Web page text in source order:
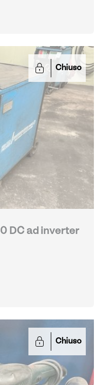
Chiuso
DC ad inverter
Chiuso